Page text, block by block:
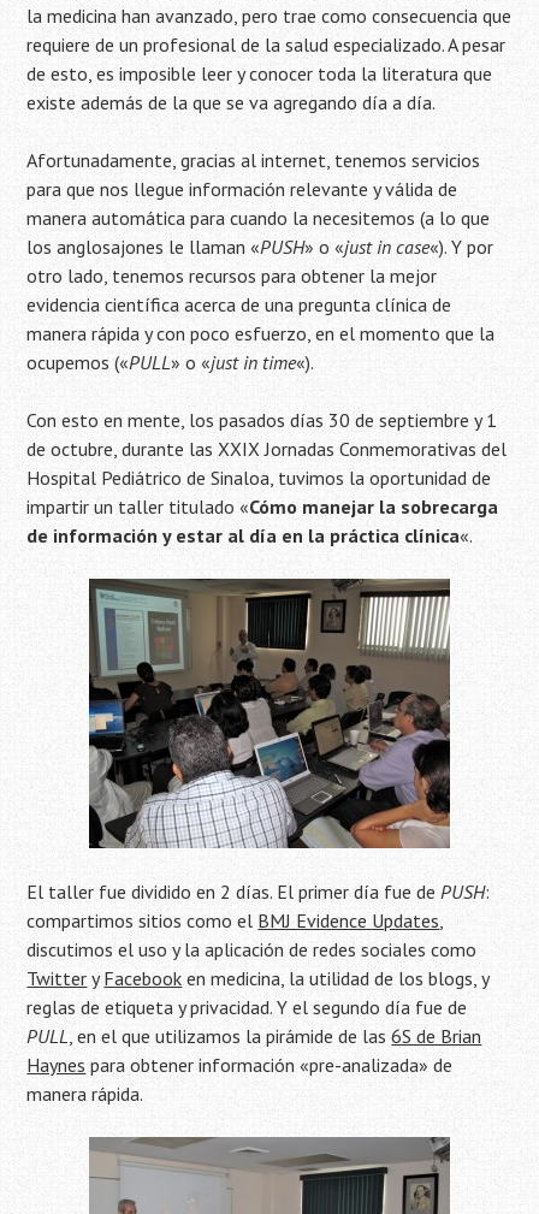
la medicina han avanzado, pero trae como consecuencia que
requiere de un profesional de la salud especializado. A pesar
de esto, es imposible leer y conocer toda la literatura que
existe además de la que se va agregando día a día.
Afortunadamente, gracias al internet, tenemos servicios
para que nos llegue información relevante y válida de
manera automática para cuando la necesitemos (a lo que
los anglosajones le llaman «PUSH» o «just in case«). Y por
otro lado, tenemos recursos para obtener la mejor
evidencia científica acerca de una pregunta clínica de
manera rápida y con poco esfuerzo, en el momento que la
ocupemos («PULL» o «just in time«).
Con esto en mente, los pasados días 30 de septiembre y 1
de octubre, durante las XXIX Jornadas Conmemorativas del
Hospital Pediátrico de Sinaloa, tuvimos la oportunidad de
impartir un taller titulado «Cómo manejar la sobrecarga
de información y estar al día en la práctica clínica«.
El taller fue dividido en 2 días. El primer día fue dePUSH:
compartimos sitios como el BMJ Evidence Updates,
discutimos el uso y la aplicación de redes sociales como
Twitter yFacebooken medicina, la utilidad de los blogs, y
reglas de etiqueta y privacidad. Y el segundo día fue de
PULL, en el que utilizamos la pirámide de las6S de Brian
Haynes para obtener información «pre-analizada» de
manera rápida.